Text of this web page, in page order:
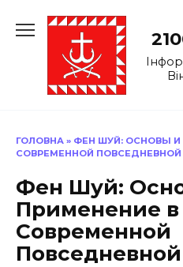
до
ГОЛОВНА » ФЕН ШУЙ: ОСНОВЫ И
СОВРЕМЕННОЙ
Фен Шуй:
Применение в
Современной